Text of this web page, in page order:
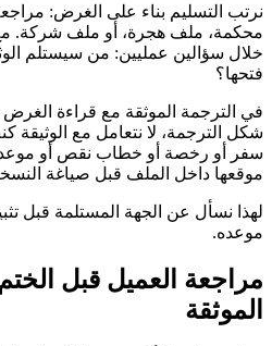
نرتب التسليم بناء على الغرض:
محكمة، ملف هجرة، أو ملف شركة. مع
خلال سؤالين عمليين: من سيستلم
فتحها؟
في الترجمة الموثقة مع قراءة الغرض
شكل الترجمة، لا نتعامل مع الوثيقة
سفر أو رخصة أو خطاب نقص أو موعد
موقعها داخل الملف قبل صياغة
لهذا نسأل عن الجهة المستلمة قبل
موعده.
مراجعة العميل قبل
الموثقة